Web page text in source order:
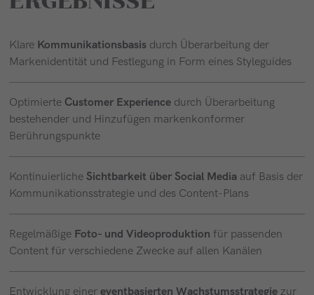
Klare Kommunikationsbasis durch Überarbeitung der
Markenidentität und Festlegung in Form eines Styleguides
Optimierte Customer Experience durch Überarbeitung
bestehender und Hinzufügen markenkonformer
Berührungspunkte
Kontinuierliche Sichtbarkeit über Social Media auf Basis der
Kommunikationsstrategie und des Content-Plans
Regelmäßige Foto- und Videoproduktion für passenden
Content für verschiedene Zwecke auf allen Kanälen
Entwicklung einereventbasierten Wachstumsstrategiezur